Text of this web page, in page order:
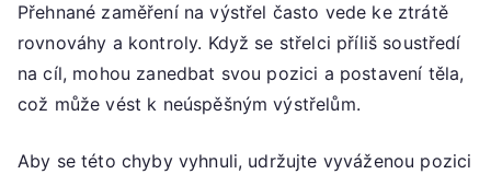
Přehnané zaměření na výstřel často vede ke ztrátě
rovnováhy a kontroly. Když se střelci příliš soustředí
na cíl, mohou zanedbat svou pozici a postavení těla,
což může vést k neúspěšným výstřelům.
Aby se této chyby vyhnuli, udržujte vyváženou pozici